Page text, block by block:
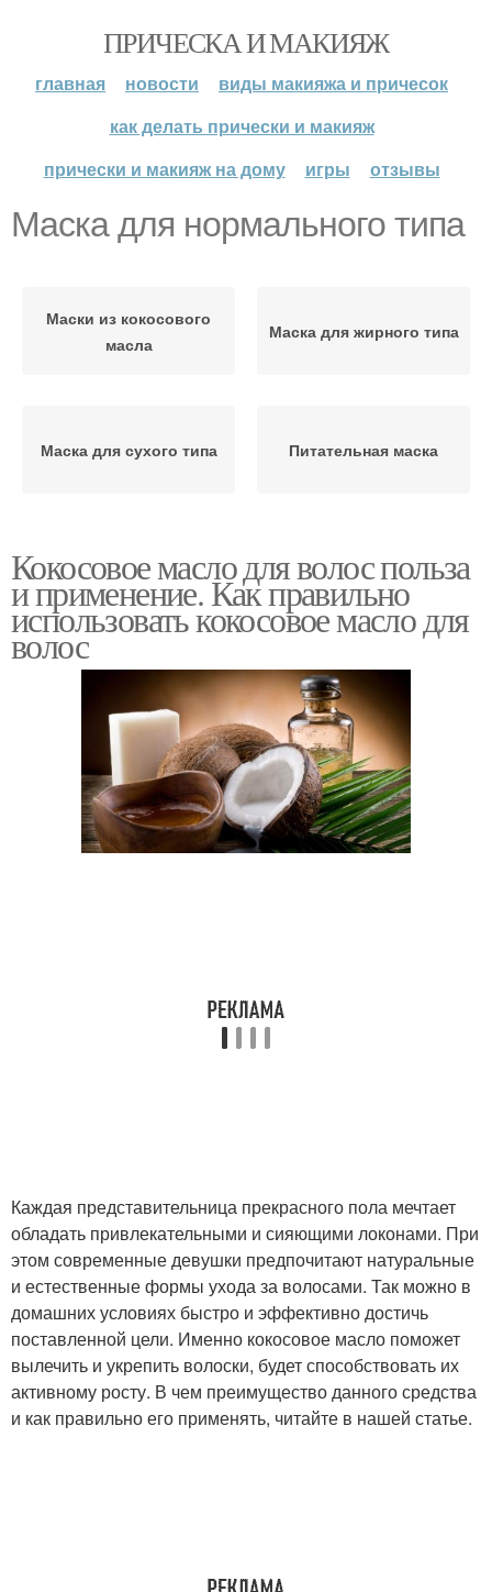
ПРИЧЕСКА И МАКИЯЖ
главная новости
виды макияжа и причесок
как делать прически и макияж
прически и макияж на дому
игры отзывы
Маска для нормального типа
Маски из кокосового
масла
Маска для жирного типа
Маска для сухого типа Питательная маска
Кокосовое масло для волос польза
и применение. Как правильно
использовать кокосовое масло для
волос
Каждая представительница прекрасного пола мечтает
обладать привлекательными и сияющими локонами. При
этом современные девушки предпочитают натуральные
и естественные формы ухода за волосами. Так можно в
домашних условиях быстро и эффективно достичь
поставленной цели. Именно кокосовое масло поможет
вылечить и укрепить волоски, будет способствовать их
активному росту. В чем преимущество данного средства
и как правильно его применять, читайте в нашей статье.